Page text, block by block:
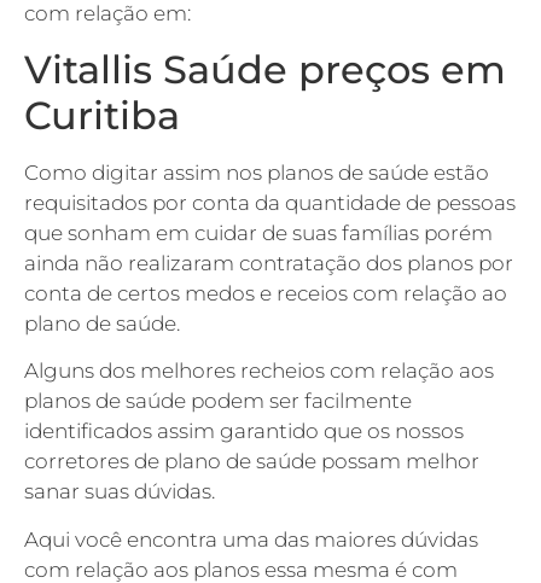
com relação em:
Vitallis Saúde preços em
Curitiba
Como digitar assim nos planos de saúde estão
requisitados por conta da quantidade de pessoas
que sonham em cuidar de suas famílias porém
ainda não realizaram contratação dos planos por
conta de certos medos e receios com relação ao
plano de saúde.
Alguns dos melhores recheios com relação aos
planos de saúde podem ser facilmente
identificados assim garantido que os nossos
corretores de plano de saúde possam melhor
sanar suas dúvidas.
Aqui você encontra uma das maiores dúvidas
com relação aos planos essa mesma é com